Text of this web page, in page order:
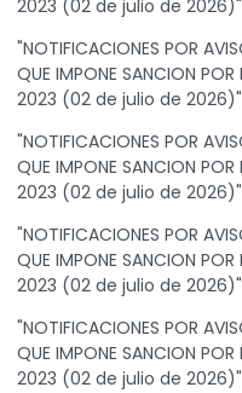
2023 (02 de julio de
"NOTIFICACIONES POR
QUE IMPONE SANCION
2023 (02 de julio de
"NOTIFICACIONES POR
QUE IMPONE SANCION
2023 (02 de julio de
"NOTIFICACIONES POR
QUE IMPONE SANCION
2023 (02 de julio de
"NOTIFICACIONES POR
QUE IMPONE SANCION
2023 (02 de julio de